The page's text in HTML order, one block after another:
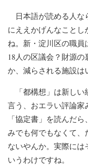
日本語が読める人な
にええかげんなこと
ね。新・淀川区の職
18人の区議会？財源
か、減らされる施設は
「都構想」は新しい
言う、おエラい評論
「協定書」を読んだ
みでも何でもなくて、
ないやんか。実際には
いうわけですね。